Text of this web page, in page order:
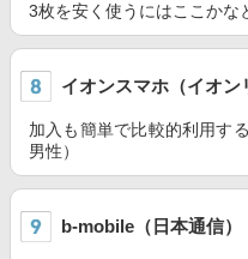
3枚を安く使うにはここかな
イオンスマホ（イオン
加入も簡単で比較的利用す
男性）
b-mobile（日本通信）